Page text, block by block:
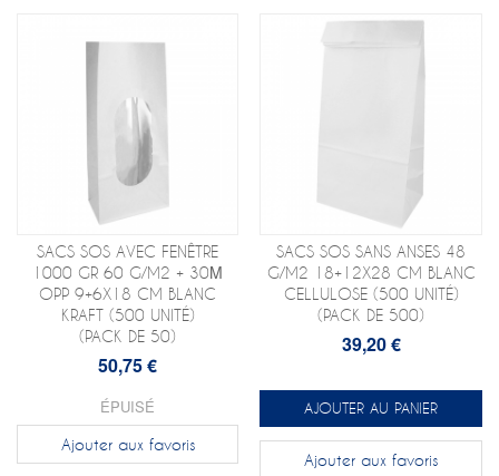
SACS SOS AVEC FENÊTRE
1000 GR 60 G/M2 + 30Μ
OPP 9+6X18 CM BLANC
KRAFT (500 UNITÉ)
(PACK DE 50)
50,75 €
ÉPUISÉ
Ajouter aux favoris
SACS SOS SANS ANSES 48
G/M2 18+12X28 CM BLANC
CELLULOSE (500 UNITÉ)
(PACK DE 500)
39,20 €
AJOUTER AU PANIER
Ajouter aux favoris